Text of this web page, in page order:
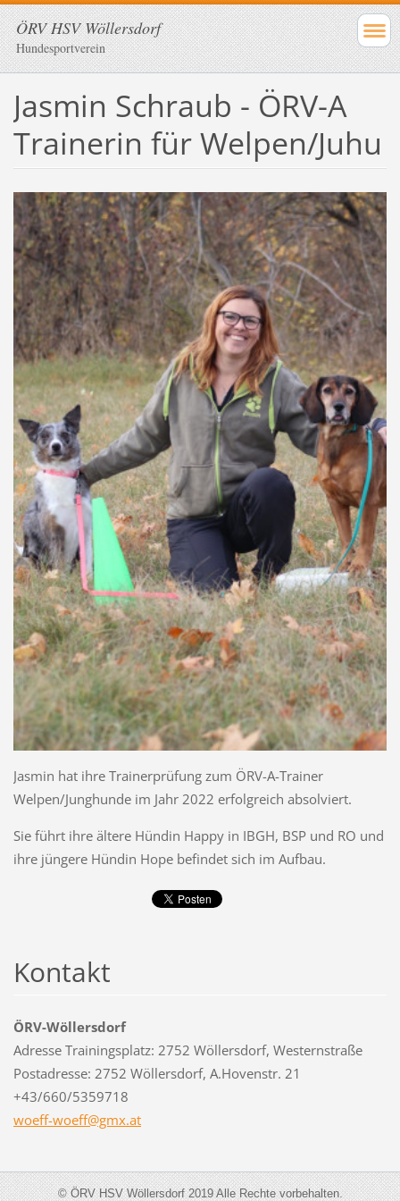
ÖRV HSV Wöllersdorf
Hundesportverein
Jasmin Schraub - ÖRV-A
Trainerin für Welpen/Juhu
Jasmin hat ihre Trainerprüfung zum ÖRV-A-Trainer
Welpen/Junghunde im Jahr 2022 erfolgreich absolviert.
Sie führt ihre ältere Hündin Happy in IBGH, BSP und RO und
ihre jüngere Hündin Hope befindet sich im Aufbau.
Kontakt
ÖRV-Wöllersdorf
Adresse Trainingsplatz: 2752 Wöllersdorf, Westernstraße
Postadresse: 2752 Wöllersdorf, A.Hovenstr. 21
+43/660/5359718
woeff-woeff@gmx.at
© ÖRV HSV Wöllersdorf 2019 Alle Rechte vorbehalten.